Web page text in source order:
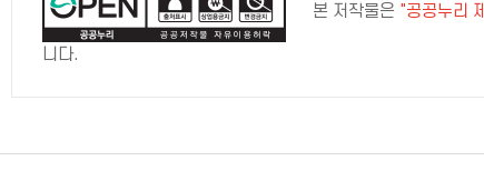
본 저작물은 "공공누리
니다.